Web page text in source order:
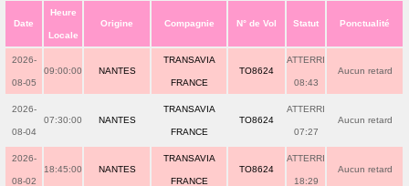
Date
Heure
Locale
Origine Compagnie N° de Vol Statut Ponctualité
2026-
08-05
09:00:00 NANTES
TRANSAVIA
FRANCE
TO8624
ATTERRI
08:43
Aucun retard
2026-
08-04
07:30:00 NANTES
TRANSAVIA
FRANCE
TO8624
ATTERRI
07:27
Aucun retard
2026-
08-02
18:45:00 NANTES
TRANSAVIA
FRANCE
TO8624
ATTERRI
18:29
Aucun retard